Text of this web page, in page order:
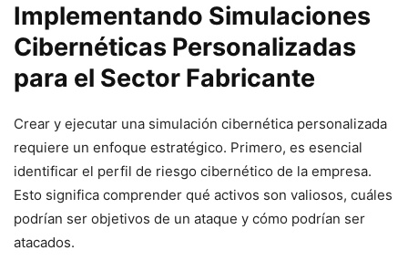
Implementando⁤ Simulaciones⁢
Cibernéticas Personalizadas
para el ‌Sector Fabricante
Crear y ejecutar una simulación cibernética personalizada
requiere un enfoque‍ estratégico. Primero, ​es esencial
identificar el perfil de riesgo ⁣cibernético de​ la empresa.
Esto⁣ significa⁤ comprender qué ⁢activos son valiosos, cuáles
podrían ser objetivos de un ataque y cómo podrían ser
atacados.